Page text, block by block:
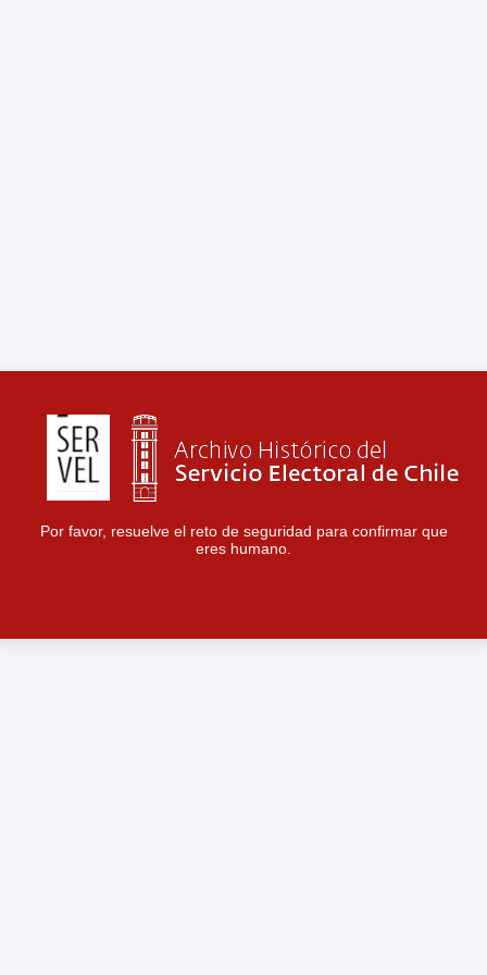
Por favor, resuelve el reto de seguridad para confirmar que
eres humano.